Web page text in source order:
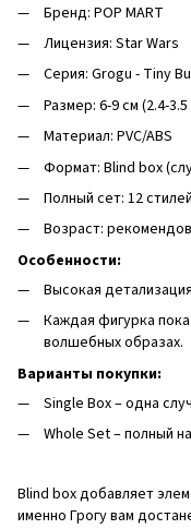
Бренд: POP MART
Лицензия: Star Wars
Серия: Grogu - Tiny
Размер: 6-9 см (2.4-
Материал: PVC/ABS
Формат: Blind box
Полный сет: 12
Возраст:
Особенности:
Высокая
Каждая фигурка
волшебных образах.
Варианты покупки:
Single Box – одна
Whole Set – полный
Blind box добавляет
именно Грогу вам